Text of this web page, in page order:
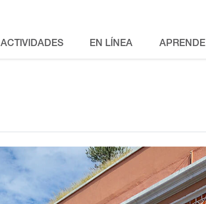
ACTIVIDADES EN LÍNEA APRENDE